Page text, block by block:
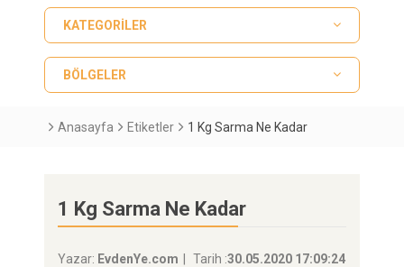
KATEGORILER
BÖLGELER
Anasayfa Etiketler 1 Kg Sarma Ne Kadar
1 Kg Sarma Ne Kadar
Yazar: EvdenYe.com Tarih :30.05.2020 17:09:24